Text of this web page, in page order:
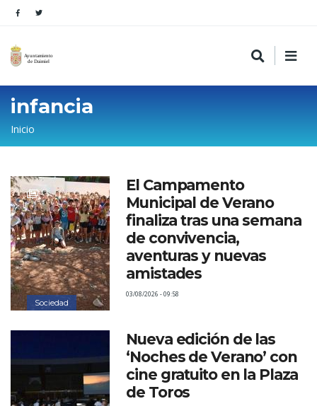
infancia
Sobrescribir
enlaces
de
ayuda
a
la
navegación
Inicio
Sociedad
El Campamento
Municipal de Verano
finaliza tras una semana
de convivencia,
aventuras y nuevas
amistades
03/08/2026 - 09:58
Nueva edición de las
‘Noches de Verano’ con
cine gratuito en la Plaza
de Toros